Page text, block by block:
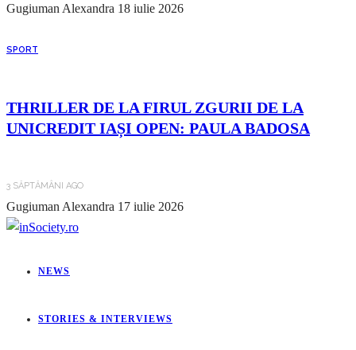
Gugiuman Alexandra 18 iulie 2026
SPORT
THRILLER DE LA FIRUL ZGURII DE LA
UNICREDIT IAȘI OPEN: PAULA BADOSA
3 SĂPTĂMÂNI AGO
Gugiuman Alexandra 17 iulie 2026
NEWS
STORIES & INTERVIEWS